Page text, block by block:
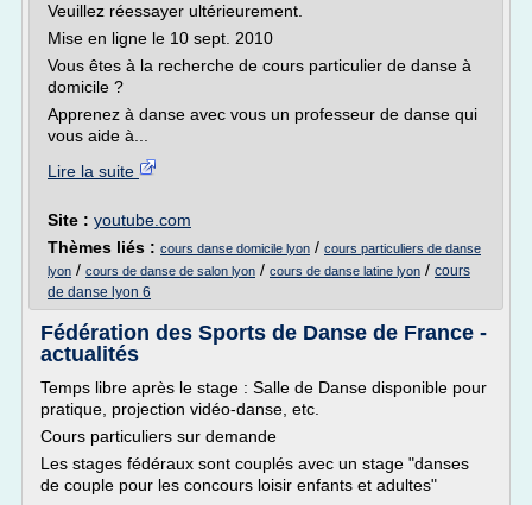
Veuillez réessayer ultérieurement.
Mise en ligne le 10 sept. 2010
Vous êtes à la recherche de cours particulier de danse à
domicile ?
Apprenez à danse avec vous un professeur de danse qui
vous aide à...
Lire la suite
Site : youtube.com
Thèmes liés : cours danse domicile lyon / cours particuliers de danse
lyon / cours de danse de salon lyon / cours de danse latine lyon / cours
de danse lyon 6
Fédération des Sports de Danse de France -
actualités
Temps libre après le stage : Salle de Danse disponible pour
pratique, projection vidéo-danse, etc.
Cours particuliers sur demande
Les stages fédéraux sont couplés avec un stage "danses
de couple pour les concours loisir enfants et adultes"